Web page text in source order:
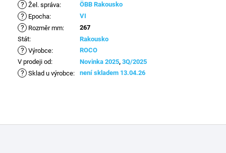
? Žel. správa: ÖBB Rakousko
? Epocha: VI
? Rozměr mm:
267
Stát: Rakousko
? Výrobce:
ROCO
V prodeji od: Novinka 2025, 3Q/2025
? Sklad u výrobce: není skladem 13.04.26